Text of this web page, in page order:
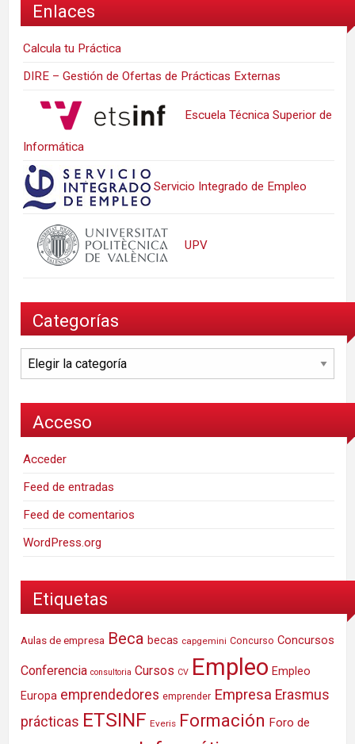
Enlaces
Calcula tu Práctica
DIRE – Gestión de Ofertas de Prácticas Externas
Escuela Técnica Superior de
Informática
Servicio Integrado de Empleo
UPV
Categorías
Categorías
Acceso
Acceder
Feed de entradas
Feed de comentarios
WordPress.org
Etiquetas
Aulas de empresa Beca becas capgemini Concurso Concursos
Conferencia consultoria Cursos CV Empleo Empleo
Europa emprendedores emprender Empresa Erasmus
prácticas ETSINF Everis Formación Foro de